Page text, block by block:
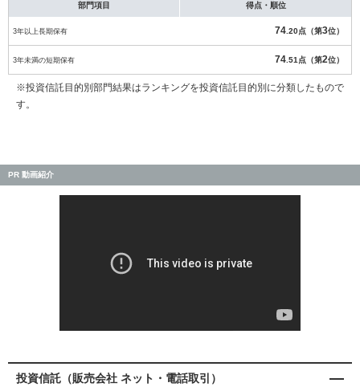
部門項目 得点・順位
3年以上長期保有 74 .20点（第3位）
3年未満の短期保有 74 .51点（第2位）
※投資信託目的別部門結果はランキングを投資信託目的別に分類したもので
す。
PR 動画紹介
投資信託（販売会社 ネット・電話取引）